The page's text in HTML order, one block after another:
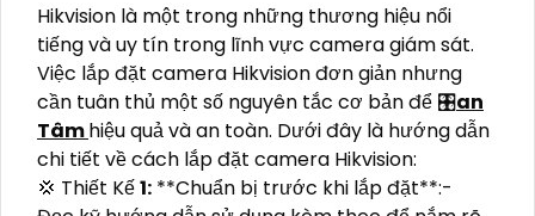
Hikvision là một trong những thương hiệu nổi
tiếng và uy tín trong lĩnh vực camera giám sát.
Việc lắp đặt camera Hikvision đơn giản nhưng
cần tuân thủ một số nguyên tắc cơ bản để 🎛an
Tâmhiệu quả và an toàn. Dưới đây là hướng dẫn
chi tiết về cách lắp đặt camera Hikvision:
💢 Thiết Kế1: **Chuẩn bị trước khi lắp đặt**:-